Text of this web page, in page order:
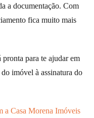
a documentação. Com
fica muito mais
pronta para te ajudar em
imóvel à assinatura do
a Casa Morena Imóveis